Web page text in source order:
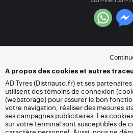
À propos des cookies et autres
AD Tyres (Distriauto.fr) et ses
utilisent des témoins de connexion
(webstorage) pour assurer le bon
votre navigation, réaliser des mesures
ses campagnes publicitaires. Les
sur votre terminal sont susceptibles de